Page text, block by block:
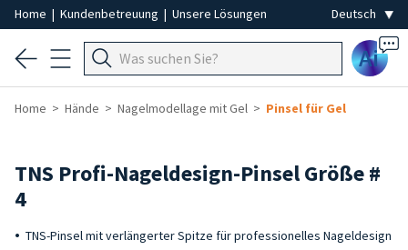
Home | Kundenbetreuung | Unsere Lösungen
Ai
Home Hände Nagelmodellage mit Gel Pinsel für Gel
TNS Profi-Nageldesign-Pinsel Größe #
4
TNS-Pinsel mit verlängerter Spitze für professionelles Nageldesign